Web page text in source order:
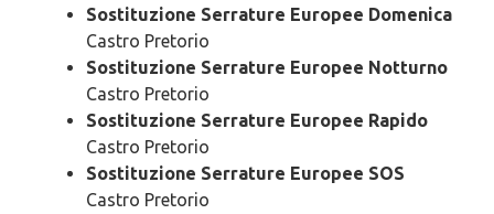
Sostituzione Serrature Europee Domenica
Castro Pretorio
Sostituzione Serrature Europee Notturno
Castro Pretorio
Sostituzione Serrature Europee Rapido
Castro Pretorio
Sostituzione Serrature Europee SOS
Castro Pretorio